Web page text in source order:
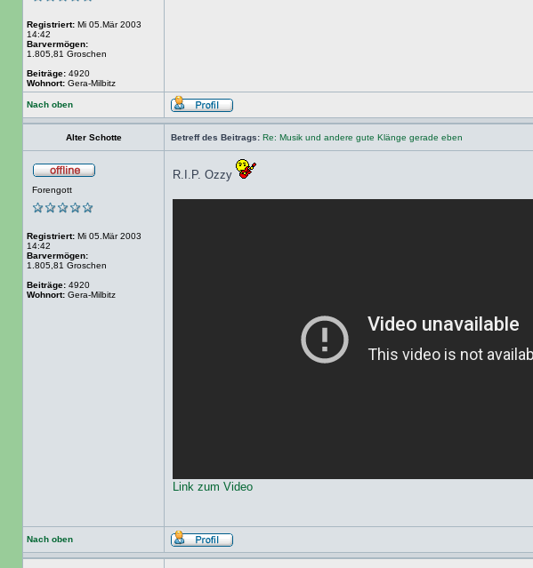
Registriert: Mi 05.Mär 2003
14:42
Barvermögen:
1.805,81 Groschen
Beiträge: 4920
Wohnort: Gera-Milbitz
Nach oben
Alter Schotte Betreff des Beitrags: Re: Musik und andere gute Klänge gerade eben
Forengott
Registriert: Mi 05.Mär 2003
14:42
Barvermögen:
1.805,81 Groschen
Beiträge: 4920
Wohnort: Gera-Milbitz
R.I.P. Ozzy
Link zum Video
Nach oben